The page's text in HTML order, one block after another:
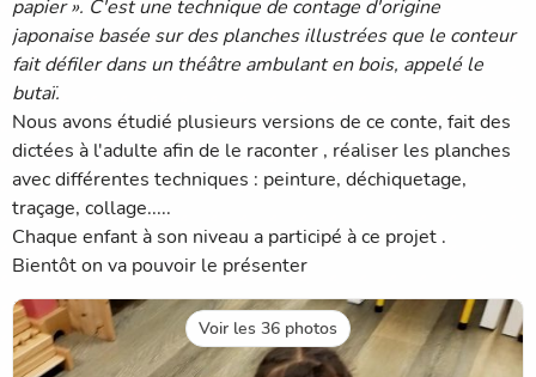
papier ». C'est une technique de contage d'origine
japonaise basée sur des planches illustrées que le conteur
fait défiler dans un théâtre ambulant en bois, appelé le
butaï.
Nous avons étudié plusieurs versions de ce conte, fait des
dictées à l'adulte afin de le raconter , réaliser les planches
avec différentes techniques : peinture, déchiquetage,
traçage, collage.....
Chaque enfant à son niveau a participé à ce projet .
Bientôt on va pouvoir le présenter
Voir les 36 photos